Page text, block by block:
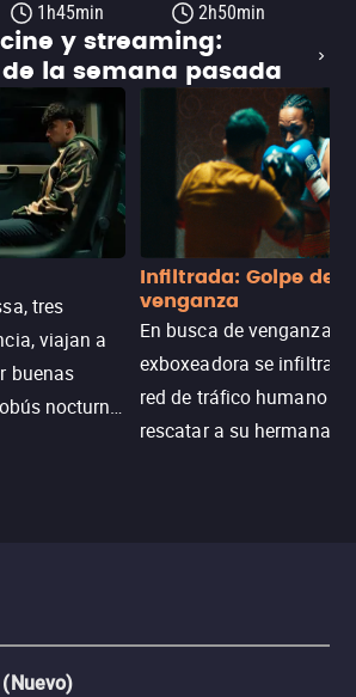
1h45min
2h50min
y streaming:
la semana pasada
tres
viajan a
buenas
nocturno
Infiltrada: Golpe de
venganza
En busca de venganza,
exboxeadora se infiltra
red de tráfico humano
rescatar a su hermana